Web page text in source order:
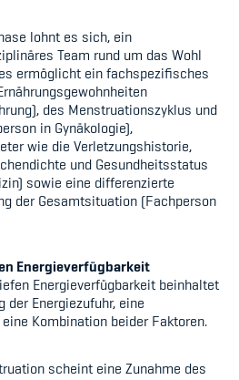
lohnt es sich, ein
Team rund um das Wohl
ermöglicht ein fachspezifisches
des Menstruationszyklus und
in Gynäkologie),
wie die Verletzungshistorie,
und Gesundheitsstatus
sowie eine differenzierte
der Gesamtsituation (Fachperson
Energieverfügbarkeit
Energieverfügbarkeit beinhaltet
der Energiezufuhr, eine
Kombination beider Faktoren.
scheint eine Zunahme des